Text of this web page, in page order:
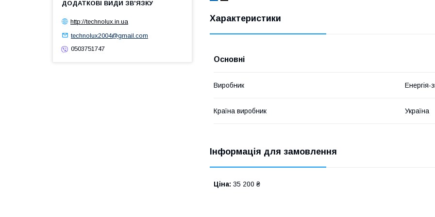
Характеристики
Основні
Виробник Енергія-
Країна виробник Україна
Інформація для замовлення
Ціна: 35 200 ₴
http://technolux.in.ua
technolux2004@gmail.com
0503751747